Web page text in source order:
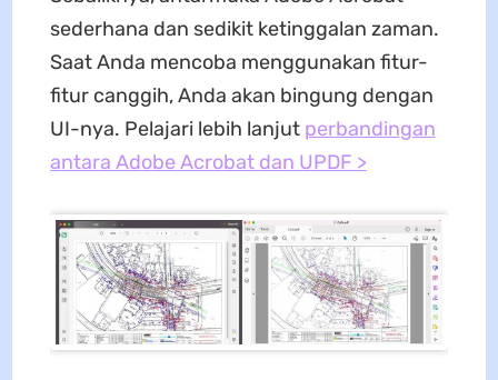
sederhana dan sedikit ketinggalan zaman.
Saat Anda mencoba menggunakan fitur-
fitur canggih, Anda akan bingung dengan
UI-nya. Pelajari lebih lanjut perbandingan
antara Adobe Acrobat dan UPDF >